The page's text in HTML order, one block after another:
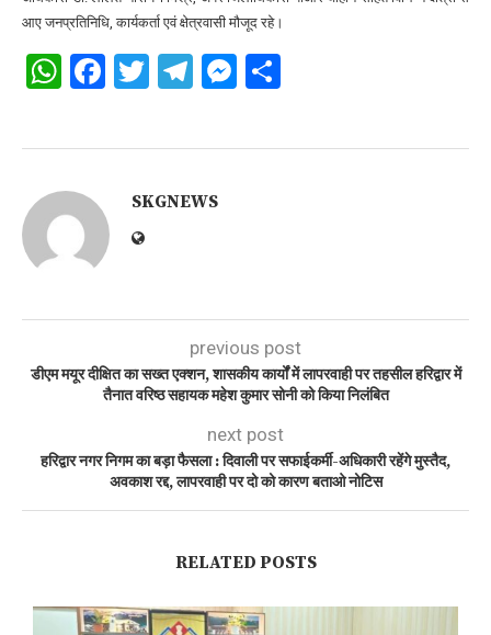
आए जनप्रतिनिधि, कार्यकर्ता एवं क्षेत्रवासी मौजूद रहे।
WhatsApp
Facebook
Twitter
Telegram
Messenger
SKGNEWS
previous post
डीएम मयूर दीक्षित का सख्त एक्शन, शासकीय कार्यों में लापरवाही पर तहसील हरिद्वार में
तैनात वरिष्ठ सहायक महेश कुमार सोनी को किया निलंबित
next post
​हरिद्वार नगर निगम का बड़ा फैसला : दिवाली पर सफाईकर्मी-अधिकारी रहेंगे मुस्तैद,
अवकाश रद्द, लापरवाही पर दो को कारण बताओ नोटिस
RELATED POSTS